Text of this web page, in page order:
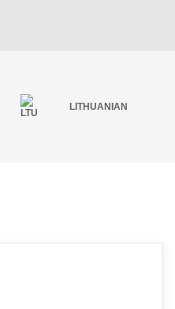
LITHUANIAN